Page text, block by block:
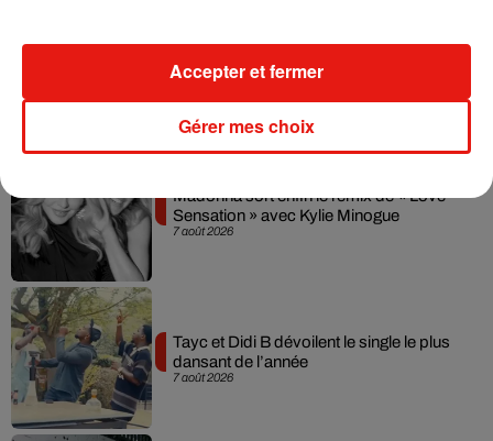
7 août 2026
Julien Lieb s’essaye à la vie de chatelain
dans son nouveau clip
7 août 2026
Madonna sort enfin le remix de « Love
Sensation » avec Kylie Minogue
7 août 2026
Tayc et Didi B dévoilent le single le plus
dansant de l’année
Gérer mes choix
Accepter et fermer